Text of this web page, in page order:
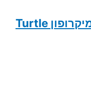
אוזניות גיימינג חוטיות עם מיקרופון Turtle